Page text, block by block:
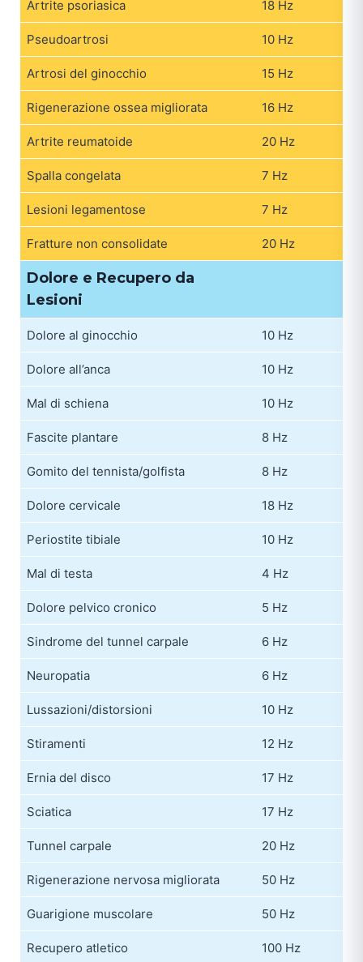
Artrite psoriasica 18 Hz
Pseudoartrosi 10 Hz
Artrosi del ginocchio 15 Hz
Rigenerazione ossea migliorata 16 Hz
Artrite reumatoide 20 Hz
Spalla congelata 7 Hz
Lesioni legamentose 7 Hz
Fratture non consolidate 20 Hz
Dolore e Recupero da
Lesioni
Dolore al ginocchio 10 Hz
Dolore all’anca 10 Hz
Mal di schiena 10 Hz
Fascite plantare 8 Hz
Gomito del tennista/golfista 8 Hz
Dolore cervicale 18 Hz
Periostite tibiale 10 Hz
Mal di testa 4 Hz
Dolore pelvico cronico 5 Hz
Sindrome del tunnel carpale 6 Hz
Neuropatia 6 Hz
Lussazioni/distorsioni 10 Hz
Stiramenti 12 Hz
Ernia del disco 17 Hz
Sciatica 17 Hz
Tunnel carpale 20 Hz
Rigenerazione nervosa migliorata 50 Hz
Guarigione muscolare 50 Hz
Recupero atletico 100 Hz